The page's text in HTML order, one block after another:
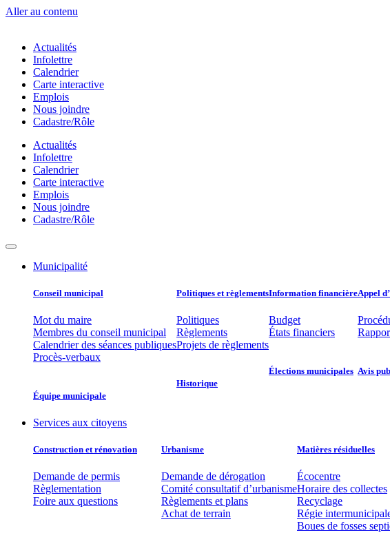
Aller au contenu
Actualités
Infolettre
Calendrier
Carte interactive
Emplois
Nous joindre
Cadastre/Rôle
Actualités
Infolettre
Calendrier
Carte interactive
Emplois
Nous joindre
Cadastre/Rôle
Municipalité
Conseil municipal​
Mot du maire
Membres du conseil municipal
Calendrier des séances publiques
Procès-verbaux
Équipe municipale​
Politiques et règlements​
Politiques
Règlements
Projets de règlements
Historique
Information financière​
Budget
États financiers
Élections municipales​​
Appel
Avis
Services aux citoyens
Construction et rénovation
Demande de permis
Règlementation
Foire aux questions
Urbanisme
Demande de dérogation
Comité consultatif d’urbanisme
Règlements et plans
Achat de terrain
Matières résiduelles
Écocentre
Horaire des collectes
Recyclage
Régie
Boues de fosses